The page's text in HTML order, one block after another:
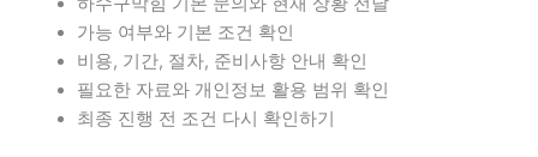
가능 여부와 기본 조건 확인
비용, 기간, 절차, 준비사항 안내 확인
필요한 자료와 개인정보 활용 범위 확인
최종 진행 전 조건 다시 확인하기